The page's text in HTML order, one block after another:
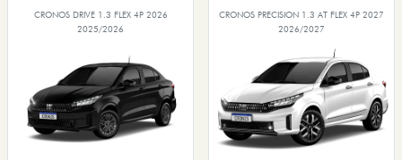
CRONOS DRIVE 1.3 FLEX 4P 2026
2025/2026
CRONOS PRECISION 1.3 AT FLEX 4P 2027
2026/2027